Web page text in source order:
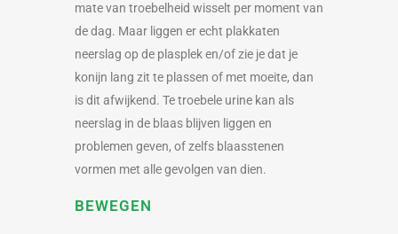
mate van troebelheid wisselt per moment van
de dag. Maar liggen er echt plakkaten
neerslag op de plasplek en/of zie je dat je
konijn lang zit te plassen of met moeite, dan
is dit afwijkend. Te troebele urine kan als
neerslag in de blaas blijven liggen en
problemen geven, of zelfs blaasstenen
vormen met alle gevolgen van dien.
BEWEGEN